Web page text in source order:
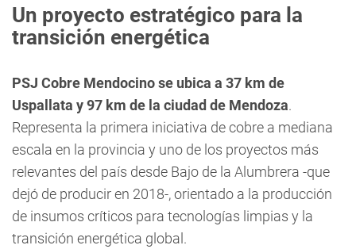
Un proyecto estratégico para la
transición energética
PSJ Cobre Mendocino se ubica a 37 km de
Uspallata y 97 km de la ciudad de Mendoza.
Representa la primera iniciativa de cobre a mediana
escala en la provincia y uno de los proyectos más
relevantes del país desde Bajo de la Alumbrera -que
dejó de producir en 2018-, orientado a la producción
de insumos críticos para tecnologías limpias y la
transición energética global.